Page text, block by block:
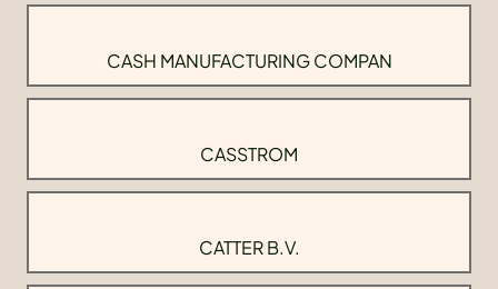
CASH MANUFACTURING COMPAN
CASSTROM
CATTER B.V.